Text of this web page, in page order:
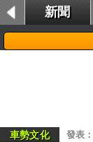
新聞
租車險
車勢文化